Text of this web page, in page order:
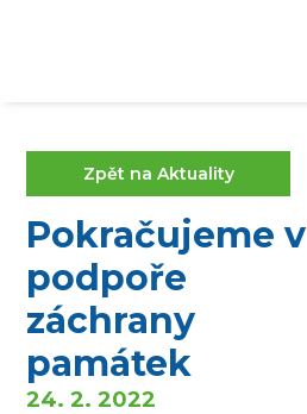
Zpět na Aktuality
Pokračujeme v
podpoře
záchrany
památek
24. 2. 2022